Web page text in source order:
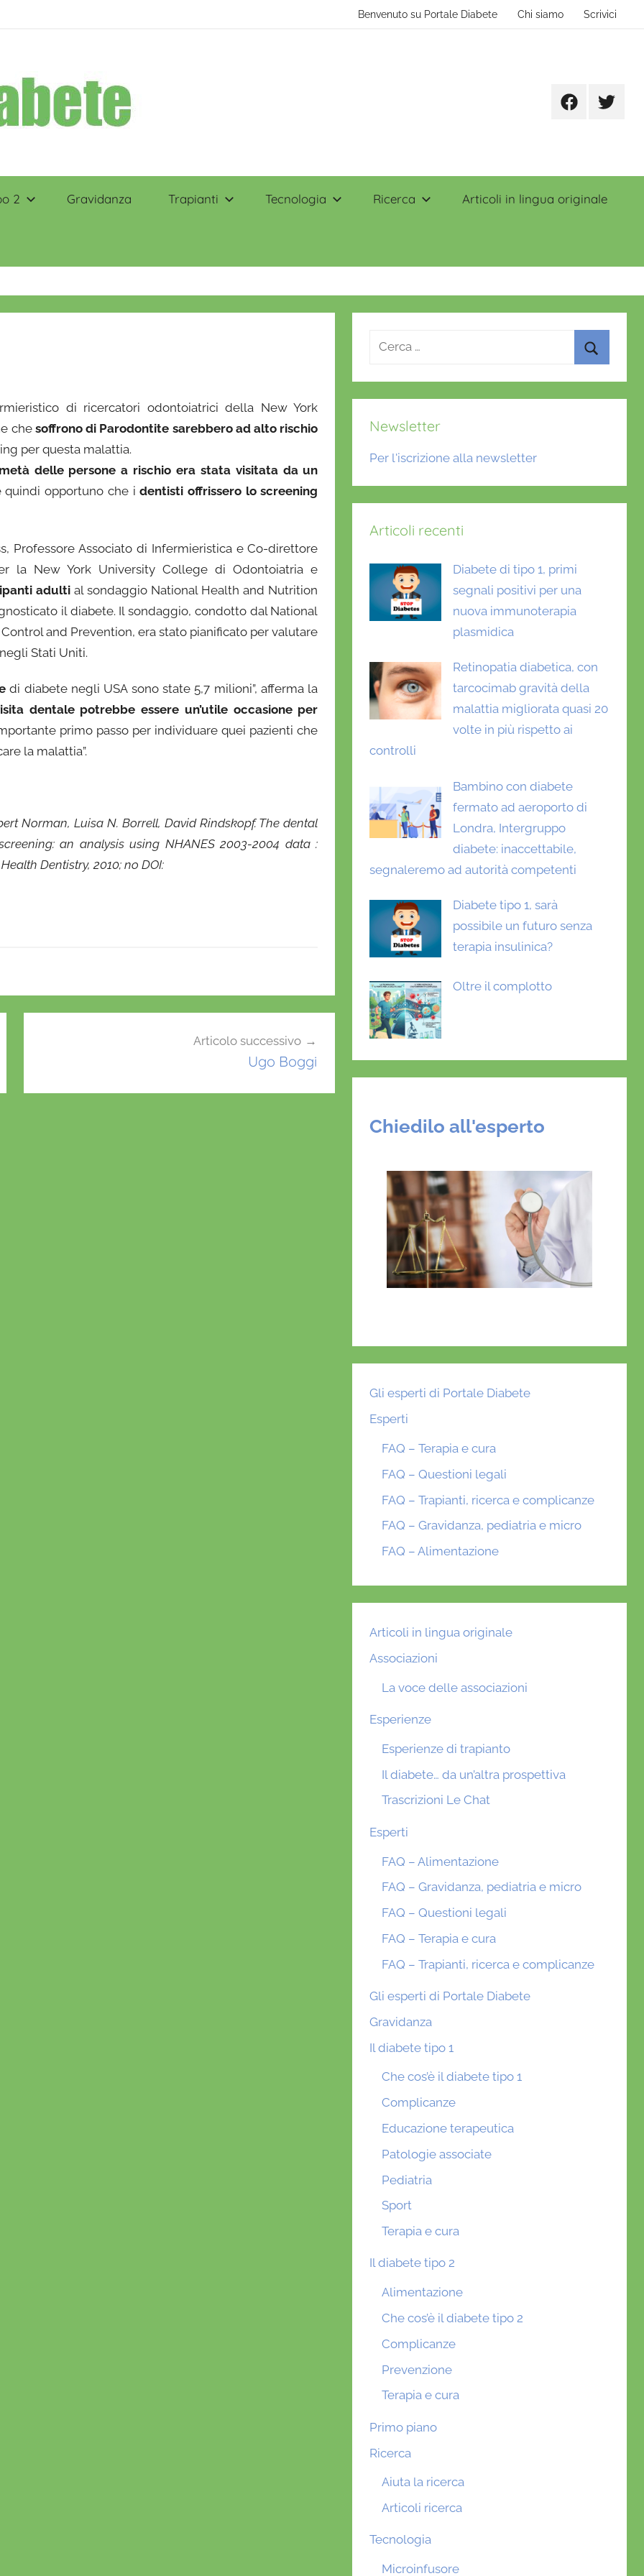
Benvenuto su Portale Diabete Chi siamo Scrivici
FacebookTwitter
2 Gravidanza Trapianti Tecnologia Ricerca Articoli in lingua originale
di ricercatori odontoiatrici della New York
chesoffrono di Parodontite sarebbero ad alto rischio
per questa malattia.
delle persone a rischio era stata visitata da un
quindi opportuno che identisti offrissero lo screening
Professore Associato di Infermieristica e Co-direttore
la New York University College di Odontoiatria e
adultial sondaggio National Health and Nutrition
il diabete. Il sondaggio, condotto dal National
and Prevention, era stato pianificato per valutare
Stati Uniti.
di diabete negli USA sono state 5,7 milioni”, afferma la
dentale potrebbe essere un’utile occasione per
primo passo per individuare quei pazienti che
la malattia”.
Norman, Luisa N. Borrell, David Rindskopf. The dental
an analysis using NHANES 2003-2004 data :
Dentistry, 2010; no DOI:
Articolo successivo
Ugo Boggi
Ricerca
Newsletter
Per l'iscrizione alla newsletter
Articoli recenti
Diabete di tipo 1, primi
segnali positivi per una
nuova immunoterapia
plasmidica
Retinopatia diabetica, con
tarcocimab gravità della
malattia migliorata quasi 20
volte in più rispetto ai
controlli
Bambino con diabete
fermato ad aeroporto di
Londra, Intergruppo
diabete: inaccettabile,
segnaleremo ad autorità competenti
Diabete tipo 1, sarà
possibile un futuro senza
terapia insulinica?
Oltre il complotto
Chiedilo all'esperto
Gli esperti di Portale Diabete
Esperti
FAQ – Terapia e cura
FAQ – Questioni legali
FAQ – Trapianti, ricerca e complicanze
FAQ – Gravidanza, pediatria e micro
FAQ – Alimentazione
Articoli in lingua originale
Associazioni
La voce delle associazioni
Esperienze
Esperienze di trapianto
Il diabete… da un’altra prospettiva
Trascrizioni Le Chat
Esperti
FAQ – Alimentazione
FAQ – Gravidanza, pediatria e micro
FAQ – Questioni legali
FAQ – Terapia e cura
FAQ – Trapianti, ricerca e complicanze
Gli esperti di Portale Diabete
Gravidanza
Il diabete tipo 1
Che cos’è il diabete tipo 1
Complicanze
Educazione terapeutica
Patologie associate
Pediatria
Sport
Terapia e cura
Il diabete tipo 2
Alimentazione
Che cos’è il diabete tipo 2
Complicanze
Prevenzione
Terapia e cura
Primo piano
Ricerca
Aiuta la ricerca
Articoli ricerca
Tecnologia
Microinfusore